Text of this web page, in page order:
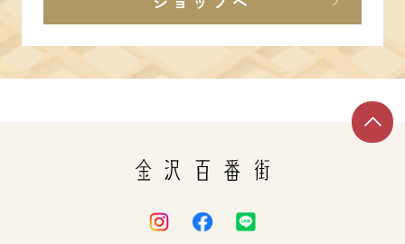
施設からのお知らせ
スタッフ募集